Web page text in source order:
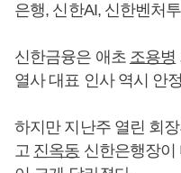
은행, 신한AI, 신한벤처
신한금융은 애초 조용병
열사 대표 인사 역시 안
하지만 지난주 열린 회
고 진옥동 신한은행장이